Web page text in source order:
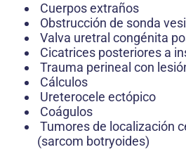
Cuerpos extraños
Obstrucción de sonda
Valva uretral congénita
Cicatrices posteriores a
Trauma perineal con
Cálculos
Ureterocele ectópico
Coágulos
Tumores de localización
(sarcom botryoides)